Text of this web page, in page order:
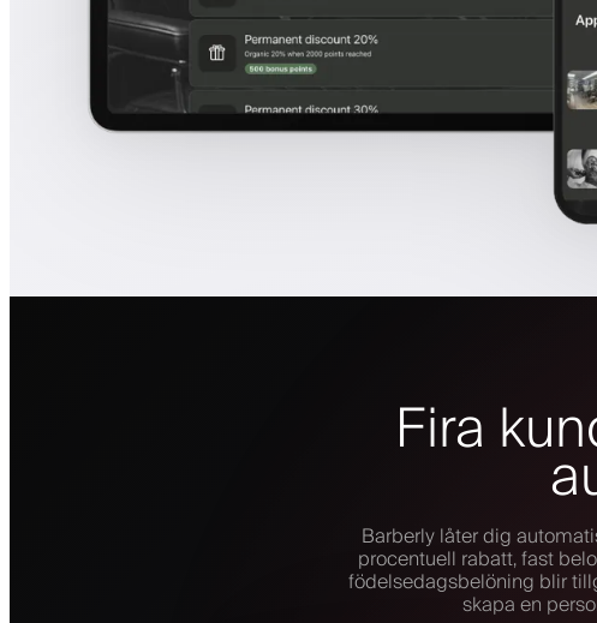
Fira
Barberly låter dig
procentuell rabatt, fast
födelsedagsbelöning blir
skapa en